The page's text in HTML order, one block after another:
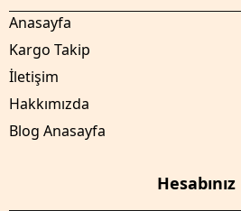
Anasayfa
Kargo Takip
İletişim
Hakkımızda
Blog Anasayfa
Hesabınız